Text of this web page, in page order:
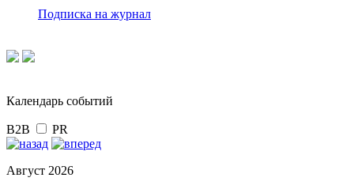
Подписка на журнал
Календарь событий
B2B PR
Август 2026